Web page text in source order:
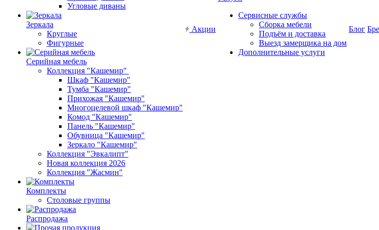
Угловые диваны
Зеркала
Круглые
Фигурные
Серийная мебель
Коллекция "Кашемир"
Шкаф "Кашемир"
Тумба "Кашемир"
Прихожая "Кашемир"
Многоцелевой шкаф "Кашемир"
Комод "Кашемир"
Панель "Кашемир"
Обувница "Кашемир"
Зеркало "Кашемир"
Коллекция "Эвкалипт"
Новая коллекция 2026
Коллекция "Жасмин"
Комплекты
Столовые группы
Распродажа
Акции
Сервисные службы
Сборка мебели
Подъём и доставка
Выезд замерщика на дом
Дополнительные услуги
Блог